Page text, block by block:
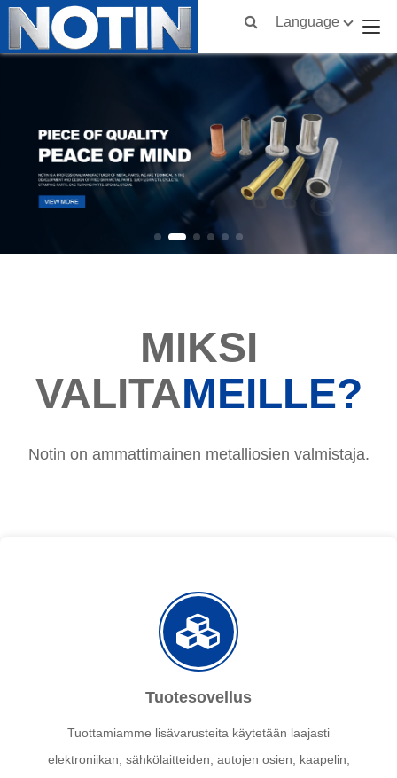
Language
MIKSI
VALITAMEILLE?
Notin on ammattimainen metalliosien valmistaja.
Tuotesovellus
Tuottamiamme lisävarusteita käytetään laajasti
elektroniikan, sähkölaitteiden, autojen osien, kaapelin,